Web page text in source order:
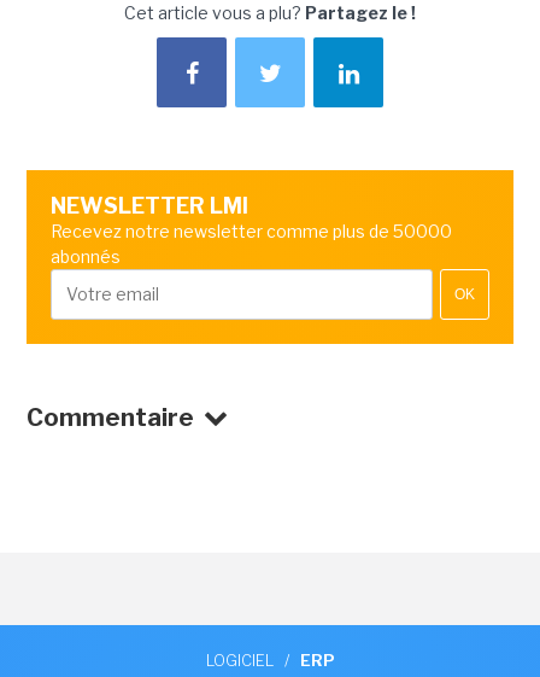
Cet article vous a plu? Partagez le !
NEWSLETTER LMI
Recevez notre newsletter comme plus de 50000
abonnés
OK
Commentaire
LOGICIEL / ERP